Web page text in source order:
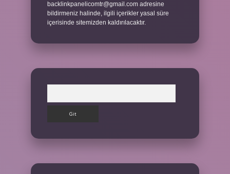
backlinkpanelicomtr@gmail.com adresine
bildirmeniz halinde, ilgili içerikler yasal süre
içerisinde sitemizden kaldırılacaktır.